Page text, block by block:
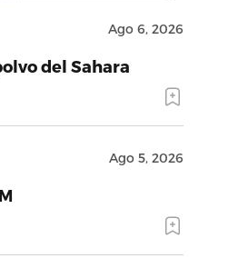
Ago 6, 2026
del Sahara
Ago 5, 2026